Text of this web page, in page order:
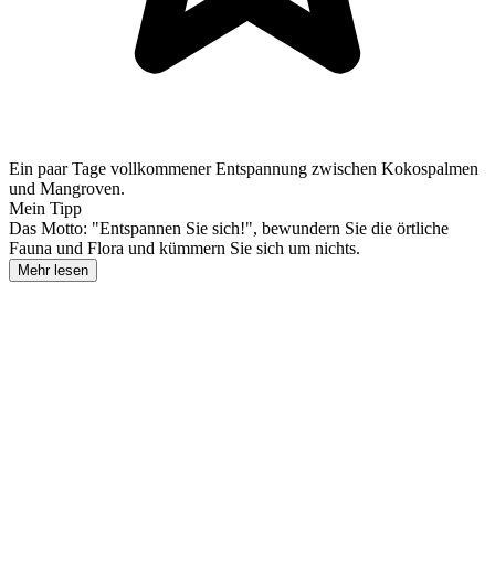
Ein paar Tage vollkommener Entspannung zwischen Kokospalmen
und Mangroven.
Mein Tipp
Das Motto: "Entspannen Sie sich!", bewundern Sie die örtliche
Fauna und Flora und kümmern Sie sich um nichts.
Mehr lesen